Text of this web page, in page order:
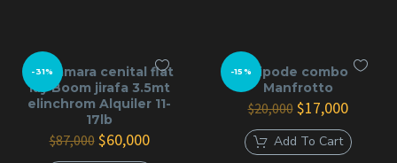
-31%
Kit camara cenital flat
lay Boom jirafa 3.5mt
elinchrom Alquiler 11-
17lb
$87,000 El
precio
$60,000El
-15%tripode combo
Manfrotto
$20,000 El
precio
original
era:
$17,000El
actual
es:
Add To Cart